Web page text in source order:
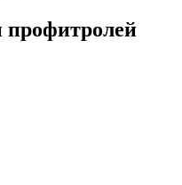
профитролей